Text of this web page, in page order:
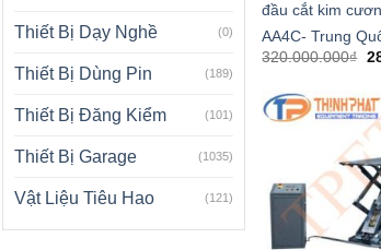
Thiết Bị Dạy Nghề (0)
Thiết Bị Dùng Pin (189)
Thiết Bị Đăng Kiểm (101)
Thiết Bị Garage (1035)
Vật Liệu Tiêu Hao (121)
đầu cắt kim
AA4C- Trung
320.000.000₫